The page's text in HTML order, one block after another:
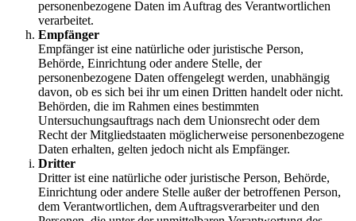
personenbezogene Daten im Auftrag des Verantwortlichen
verarbeitet.
Empfänger
Empfänger ist eine natürliche oder juristische Person,
Behörde, Einrichtung oder andere Stelle, der
personenbezogene Daten offengelegt werden, unabhängig
davon, ob es sich bei ihr um einen Dritten handelt oder nicht.
Behörden, die im Rahmen eines bestimmten
Untersuchungsauftrags nach dem Unionsrecht oder dem
Recht der Mitgliedstaaten möglicherweise personenbezogene
Daten erhalten, gelten jedoch nicht als Empfänger.
Dritter
Dritter ist eine natürliche oder juristische Person, Behörde,
Einrichtung oder andere Stelle außer der betroffenen Person,
dem Verantwortlichen, dem Auftragsverarbeiter und den